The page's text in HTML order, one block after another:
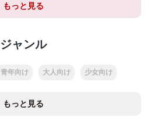
もっと見る
ジャンル
青年向け 大人向け 少女向け
もっと見る